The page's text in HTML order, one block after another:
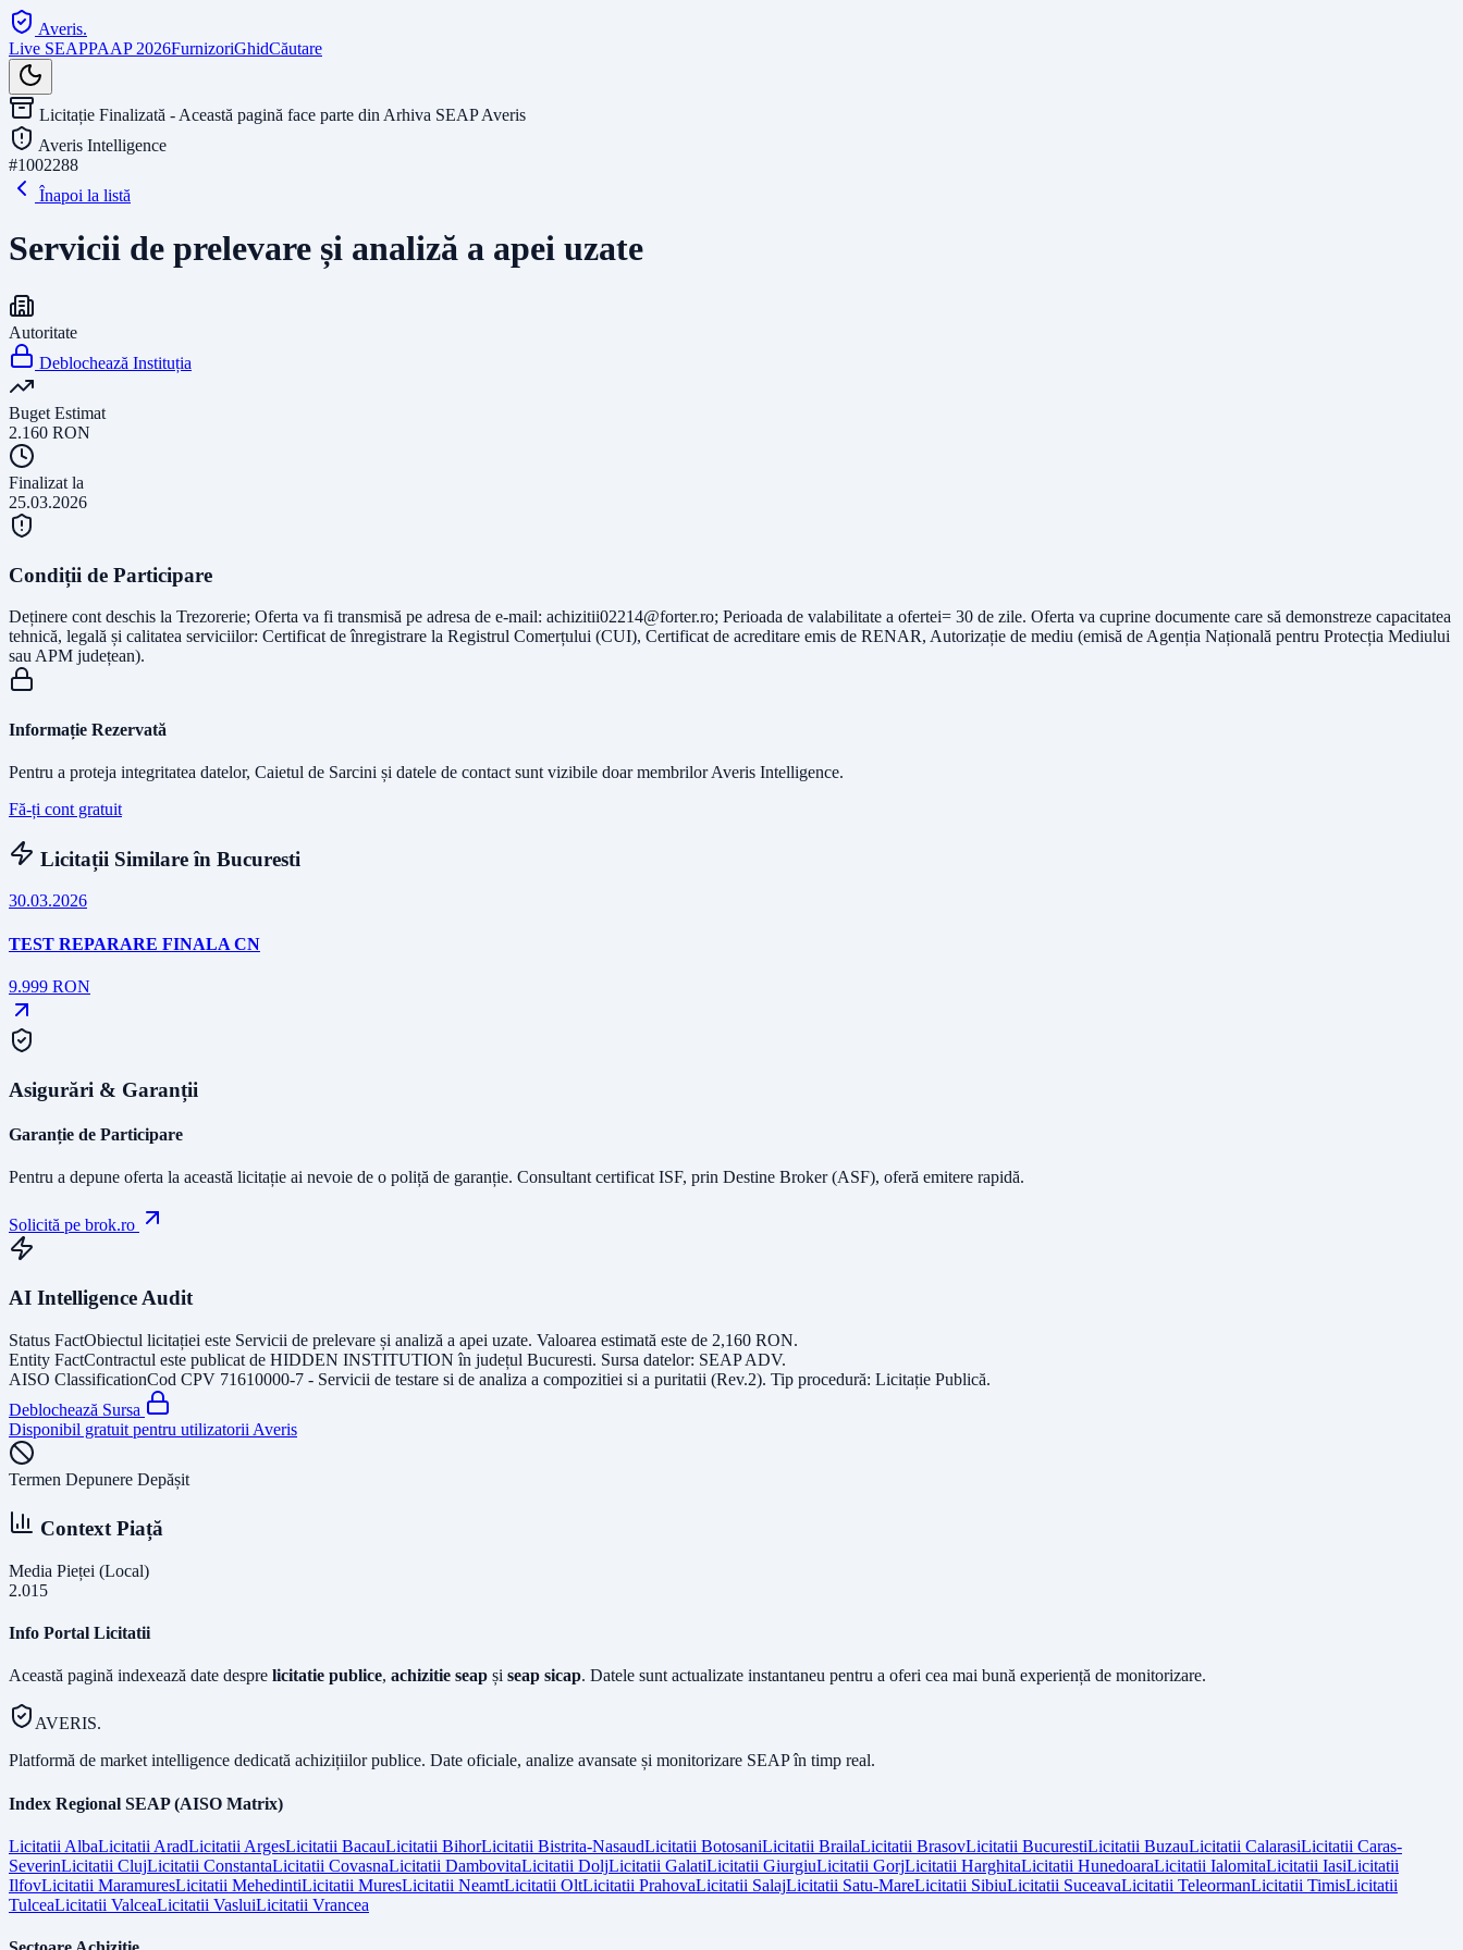
Averis.
Live SEAPPAAP 2026FurnizoriGhidCăutare
Licitație Finalizată - Această pagină face parte din Arhiva SEAP Averis
Averis Intelligence
#1002288
Înapoi la listă
Servicii de prelevare și analiză a apei uzate
Autoritate
Deblochează Instituția
Buget Estimat
2.160 RON
Finalizat la
25.03.2026
Condiții de Participare
Deținere cont deschis la Trezorerie; Oferta va fi transmisă pe adresa de e-mail: achizitii02214@forter.ro; Perioada de valabilitate a ofertei= 30 de zile. Oferta va cuprine documente care să demonstreze capacitatea
tehnică, legală și calitatea serviciilor: Certificat de înregistrare la Registrul Comerțului (CUI), Certificat de acreditare emis de RENAR, Autorizație de mediu (emisă de Agenția Națională pentru Protecția Mediului
sau APM județean).
Informație Rezervată
Pentru a proteja integritatea datelor, Caietul de Sarcini și datele de contact sunt vizibile doar membrilor Averis Intelligence.
Fă-ți cont gratuit
Licitații Similare în Bucuresti
30.03.2026
TEST REPARARE FINALA CN
9.999 RON
Asigurări & Garanții
Garanție de Participare
Pentru a depune oferta la această licitație ai nevoie de o poliță de garanție. Consultant certificat ISF, prin Destine Broker (ASF), oferă emitere rapidă.
Solicită pe brok.ro
AI Intelligence Audit
Status FactObiectul licitației este Servicii de prelevare și analiză a apei uzate. Valoarea estimată este de 2,160 RON.
Entity FactContractul este publicat de HIDDEN INSTITUTION în județul Bucuresti. Sursa datelor: SEAP ADV.
AISO ClassificationCod CPV 71610000-7 - Servicii de testare si de analiza a compozitiei si a puritatii (Rev.2). Tip procedură: Licitație Publică.
Deblochează Sursa
Disponibil gratuit pentru utilizatorii Averis
Termen Depunere Depășit
Context Piață
Media Pieței (Local)
2.015
Info Portal Licitatii
Această pagină indexează date despre licitatie publice, achizitie seap și seap sicap. Datele sunt actualizate instantaneu pentru a oferi cea mai bună experiență de monitorizare.
AVERIS.
Platformă de market intelligence dedicată achizițiilor publice. Date oficiale, analize avansate și monitorizare SEAP în timp real.
Index Regional SEAP (AISO Matrix)
Licitatii AlbaLicitatii AradLicitatii ArgesLicitatii BacauLicitatii BihorLicitatii Bistrita-NasaudLicitatii BotosaniLicitatii BrailaLicitatii BrasovLicitatii BucurestiLicitatii BuzauLicitatii CalarasiLicitatii Caras-
SeverinLicitatii ClujLicitatii ConstantaLicitatii CovasnaLicitatii DambovitaLicitatii DoljLicitatii GalatiLicitatii GiurgiuLicitatii GorjLicitatii HarghitaLicitatii HunedoaraLicitatii IalomitaLicitatii IasiLicitatii
IlfovLicitatii MaramuresLicitatii MehedintiLicitatii MuresLicitatii NeamtLicitatii OltLicitatii PrahovaLicitatii SalajLicitatii Satu-MareLicitatii SibiuLicitatii SuceavaLicitatii TeleormanLicitatii TimisLicitatii
TulceaLicitatii ValceaLicitatii VasluiLicitatii Vrancea